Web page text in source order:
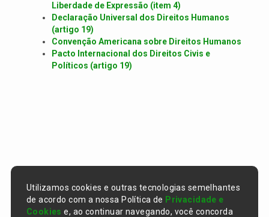
Liberdade de Expressão (item 4)
Declaração Universal dos Direitos Humanos
(artigo 19)
Convenção Americana sobre Direitos Humanos
Pacto Internacional dos Direitos Civis e
Políticos (artigo 19)
Utilizamos cookies e outras tecnologias semelhantes
de acordo com a nossa Política de Privacidade e
Cookies e, ao continuar navegando, você concorda